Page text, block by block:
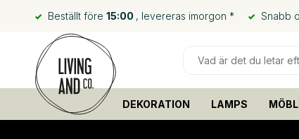
Beställt före 15:00 , levereras imorgon * Snabb
DEKORATION LAMPS